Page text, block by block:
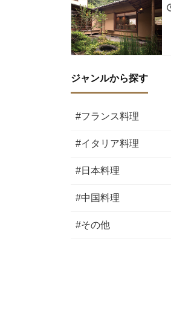
ジャンルから探す
#フランス料理
#イタリア料理
#日本料理
#中国料理
#その他